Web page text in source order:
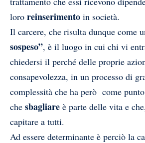
loro reinserimento in società.
Il carcere, che risulta dunque come
sospeso”, è il luogo in cui chi vi
chiedersi il perché delle proprie
consapevolezza, in un processo di
complessità che ha però come
che sbagliare è parte delle vita e
capitare a tutti.
Ad essere determinante è perciò la